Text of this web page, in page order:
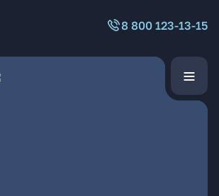
8 800 123-13-15